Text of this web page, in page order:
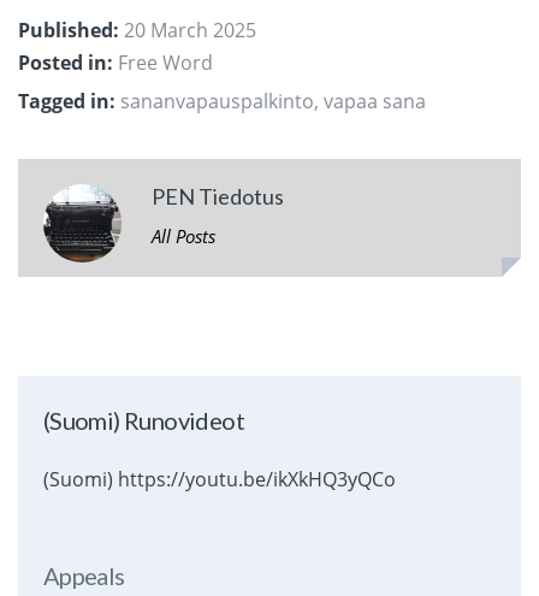
Published: 20 March 2025
Posted in: Free Word
Tagged in: sananvapauspalkinto, vapaa sana
PEN Tiedotus
All Posts
(Suomi) Runovideot
(Suomi) https://youtu.be/ikXkHQ3yQCo
Appeals